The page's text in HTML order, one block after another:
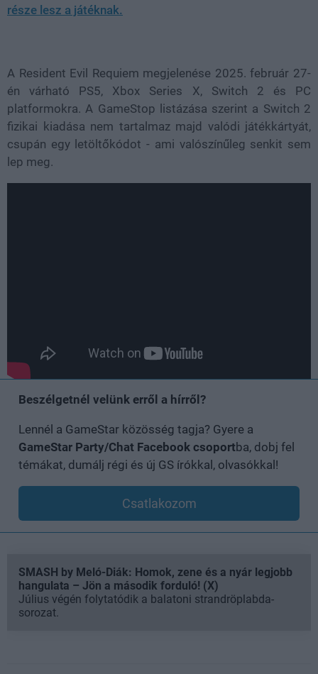
része lesz a játéknak.
A Resident Evil Requiem megjelenése 2025. február 27-
én várható PS5, Xbox Series X, Switch 2 és PC
platformokra. A GameStop listázása szerint a Switch 2
fizikai kiadása nem tartalmaz majd valódi játékkártyát,
csupán egy letöltőkódot - ami valószínűleg senkit sem
lep meg.
Beszélgetnél velünk erről a hírről?
Lennél a GameStar közösség tagja? Gyere a
GameStar Party/Chat Facebook csoportba, dobj fel
témákat, dumálj régi és új GS írókkal, olvasókkal!
Csatlakozom
SMASH by Meló-Diák: Homok, zene és a nyár legjobb
hangulata – Jön a második forduló! (X)
Július végén folytatódik a balatoni strandröplabda-
sorozat.